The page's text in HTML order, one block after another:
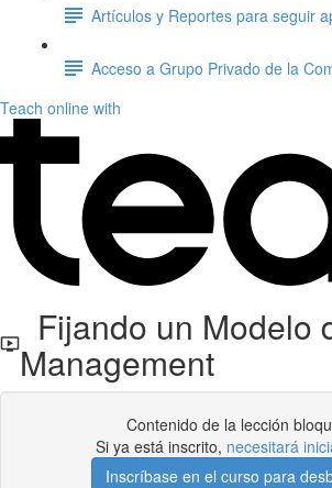
Artículos y Reportes para seguir
Acceso a Grupo Privado de la
Teach online with
Fijando un Modelo
Management
Contenido de la lección
Si ya está inscrito, necesitará
Inscríbase en el curso para